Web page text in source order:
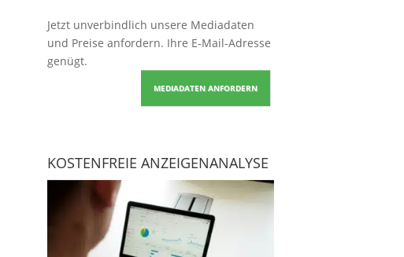
Jetzt unverbindlich unsere Mediadaten
und Preise anfordern. Ihre E-Mail-Adresse
genügt.
MEDIADATEN ANFORDERN
KOSTENFREIE ANZEIGENANALYSE